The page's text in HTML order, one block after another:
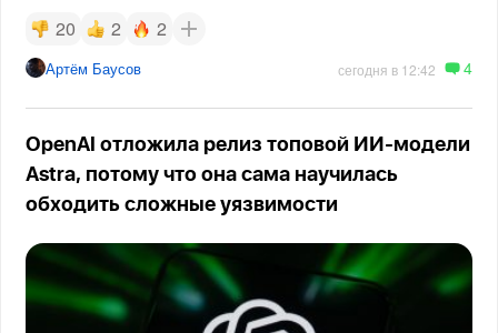
20 2 2
Артём Баусов сегодня в 12:42 4
OpenAI отложила релиз топовой ИИ-модели
Astra, потому что она сама научилась
обходить сложные уязвимости